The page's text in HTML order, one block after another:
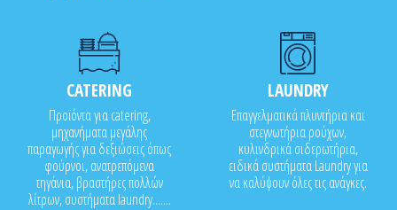
CATERING
Προϊόντα για catering,
μηχανήματα μεγάλης
παραγωγής για δεξιώσεις όπως
φούρνοι, ανατρεπόμενα
τηγάνια, βραστήρες πολλών
λίτρων, συστήματα laundry.......
LAUNDRY
Επαγγελματικά πλυντήρια και
στεγνωτήρια ρούχων,
κυλινδρικά σιδερωτήρια,
ειδικά συστήματα Laundry για
να καλύψουν όλες τις ανάγκες.